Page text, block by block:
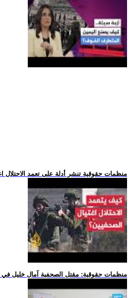
.. منظمات حقوقية تنشر أدلة على تعمد الاحتلال
.. منظمات حقوقية: مقتل الصحفية آمال خليل في